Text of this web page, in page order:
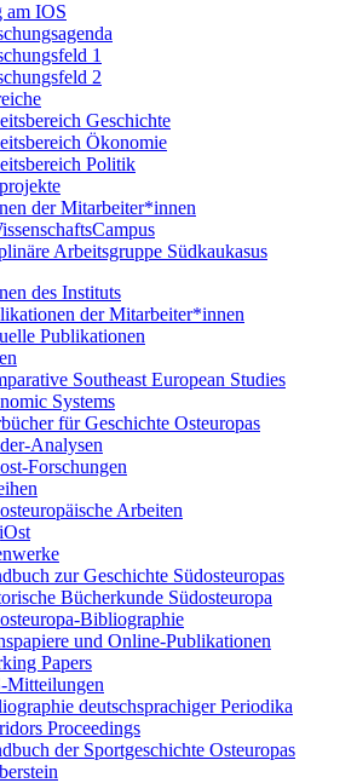
am IOS
1
2
Geschichte
Ökonomie
Politik
der Mitarbeiter*innen
Arbeitsgruppe Südkaukasus
des Instituts
der Mitarbeiter*innen
Publikationen
Southeast European Studies
Systems
für Geschichte Osteuropas
Analysen
Forschungen
Arbeiten
zur Geschichte Südosteuropas
Bücherkunde Südosteuropa
Bibliographie
und Online-Publikationen
Papers
Mitteilungen
deutschsprachiger Periodika
Proceedings
der Sportgeschichte Osteuropas